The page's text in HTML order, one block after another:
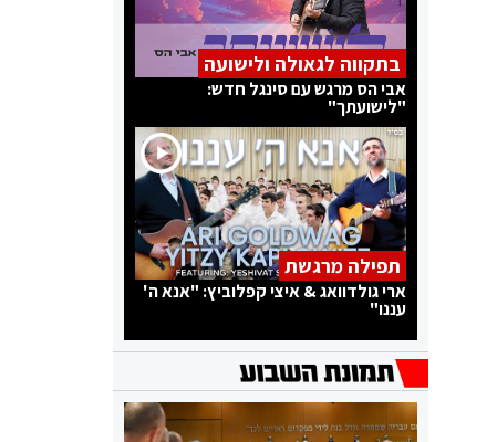
בתקווה לגאולה ולישועה
אבי הס מרגש עם סינגל חדש:
"לישועתך"
תפילה מרגשת
ארי גולדוואג & איצי קפלוביץ: "אנא ה'
עננו"